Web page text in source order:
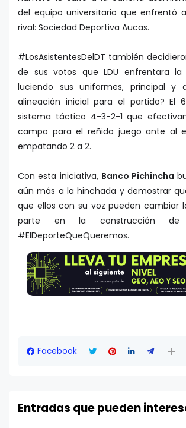
del equipo universitario que enfrentó
rival: Sociedad Deportiva Aucas.
#LosAsistentesDelDT también
de sus votos que LDU enfrentara la
luciendo sus uniformes, principal y
alineación inicial para el partido? El
sistema táctico 4-3-2-1 que
campo para el reñido juego ante al
empatando 2 a 2.
Con esta iniciativa, Banco Pichincha
aún más a la hinchada y demostrar
que ellos con su voz pueden cambiar
parte en la construcción de
#ElDeporteQueQueremos.
Facebook
Entradas que pueden